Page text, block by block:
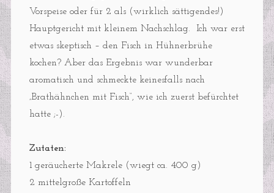
Vorspeise oder für 2 als (wirklich sättigendes!)
Hauptgericht mit kleinem Nachschlag. Ich war erst
etwas skeptisch – den Fisch in Hühnerbrühe
kochen? Aber das Ergebnis war wunderbar
aromatisch und schmeckte keinesfalls nach
„Brathähnchen mit Fisch“, wie ich zuerst befürchtet
hatte ;-).
Zutaten:
1 geräucherte Makrele (wiegt ca. 400 g)
2 mittelgroße Kartoffeln